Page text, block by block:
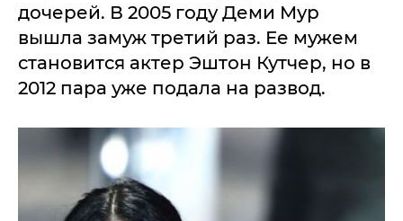
дочерей. В 2005 году Деми Мур
вышла замуж третий раз. Ее мужем
становится актер Эштон Кутчер, но в
2012 пара уже подала на развод.